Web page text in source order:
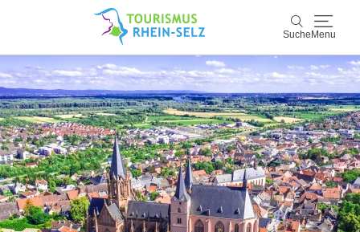
Suche Menu
Suche
Rhein-Selz
Entdecken & Erleben
Wein & Genuss
Kultur & Events